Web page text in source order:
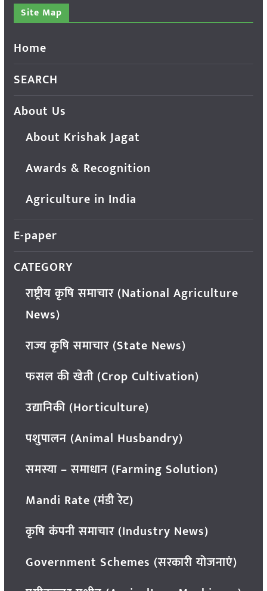
Site Map
Home
SEARCH
About Us
About Krishak Jagat
Awards & Recognition
Agriculture in India
E-paper
CATEGORY
राष्ट्रीय कृषि समाचार (National Agriculture
News)
राज्य कृषि समाचार (State News)
फसल की खेती (Crop Cultivation)
उद्यानिकी (Horticulture)
पशुपालन (Animal Husbandry)
समस्या – समाधान (Farming Solution)
Mandi Rate (मंडी रेट)
कृषि कंपनी समाचार (Industry News)
Government Schemes (सरकारी योजनाएं)